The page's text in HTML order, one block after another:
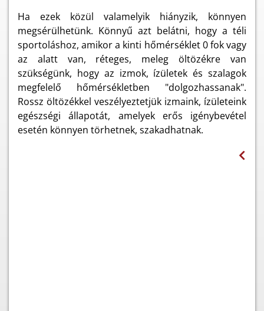
Ha ezek közül valamelyik hiányzik, könnyen
megsérülhetünk. Könnyű azt belátni, hogy a téli
sportoláshoz, amikor a kinti hőmérséklet 0 fok vagy
az alatt van, réteges, meleg öltözékre van
szükségünk, hogy az izmok, ízületek és szalagok
megfelelő hőmérsékletben "dolgozhassanak".
Rossz öltözékkel veszélyeztetjük izmaink, ízületeink
egészségi állapotát, amelyek erős igénybevétel
esetén könnyen törhetnek, szakadhatnak.